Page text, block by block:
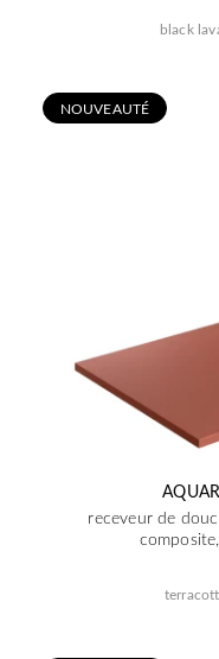
black
NOUVEAUTÉ
receveur de